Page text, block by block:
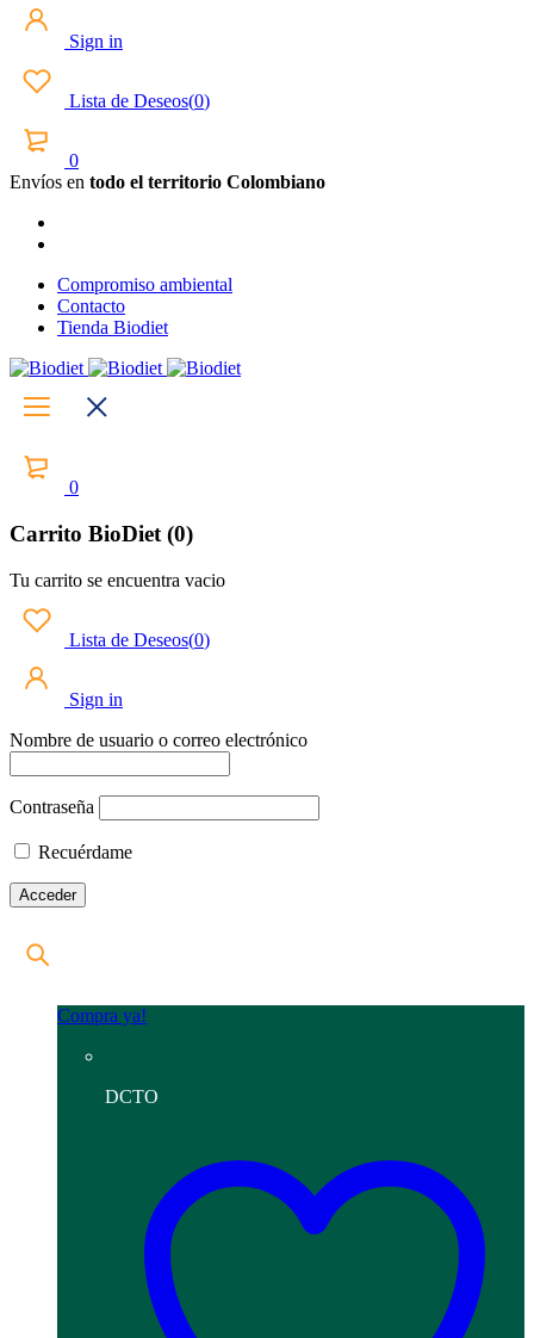
Sign in
Lista de Deseos(0)
0
Envíos en todo el territorio Colombiano
Compromiso ambiental
Contacto
Tienda Biodiet
0
Carrito BioDiet (0)
Tu carrito se encuentra vacio
Lista de Deseos(0)
Sign in
Nombre de usuario o correo electrónico
Contraseña
Recuérdame
Compra ya!
DCTO